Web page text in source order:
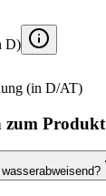
D)
(in D/AT)
zum Produkt